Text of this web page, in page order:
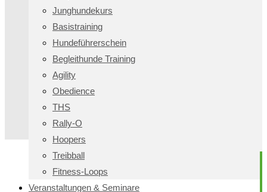
Junghundekurs
Basistraining
Hundeführerschein
Begleithunde Training
Agility
Obedience
THS
Rally-O
Hoopers
Treibball
Fitness-Loops
Veranstaltungen & Seminare